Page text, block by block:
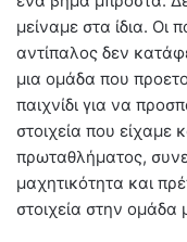
μείναμε στα ίδια. Οι
αντίπαλος δεν
μια ομάδα που
παιχνίδι για να
στοιχεία που είχαμε
πρωταθλήματος,
μαχητικότητα και
στοιχεία στην ομάδα